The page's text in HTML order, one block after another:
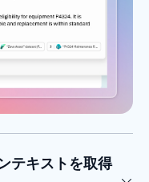
テキストを取得